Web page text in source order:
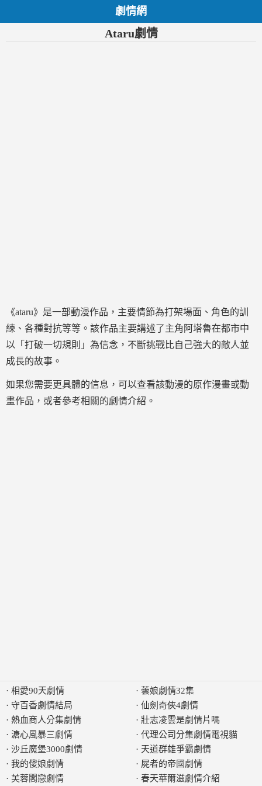
劇情網
Ataru劇情
《ataru》是一部動漫作品，主要情節為打架場面、角色的訓
練、各種對抗等等。該作品主要講述了主角阿塔魯在都市中
以「打破一切規則」為信念，不斷挑戰比自己強大的敵人並
成長的故事。
如果您需要更具體的信息，可以查看該動漫的原作漫畫或動
畫作品，或者參考相關的劇情介紹。
· 相愛90天劇情
· 守百香劇情結局
· 熱血商人分集劇情
· 溏心風暴三劇情
· 沙丘魔堡3000劇情
· 我的傻娘劇情
· 芙蓉閣戀劇情
· 蕓娘劇情32集
· 仙劍奇俠4劇情
· 壯志凌雲是劇情片嗎
· 代理公司分集劇情電視貓
· 天道群雄爭霸劇情
· 屍者的帝國劇情
· 春天華爾滋劇情介紹